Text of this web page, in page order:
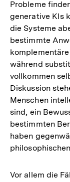
Probleme
generative KIs
die Systeme
bestimmte
während
vollkommen
Diskussion
Menschen
sind, ein
bestimmten
haben
Vor allem die